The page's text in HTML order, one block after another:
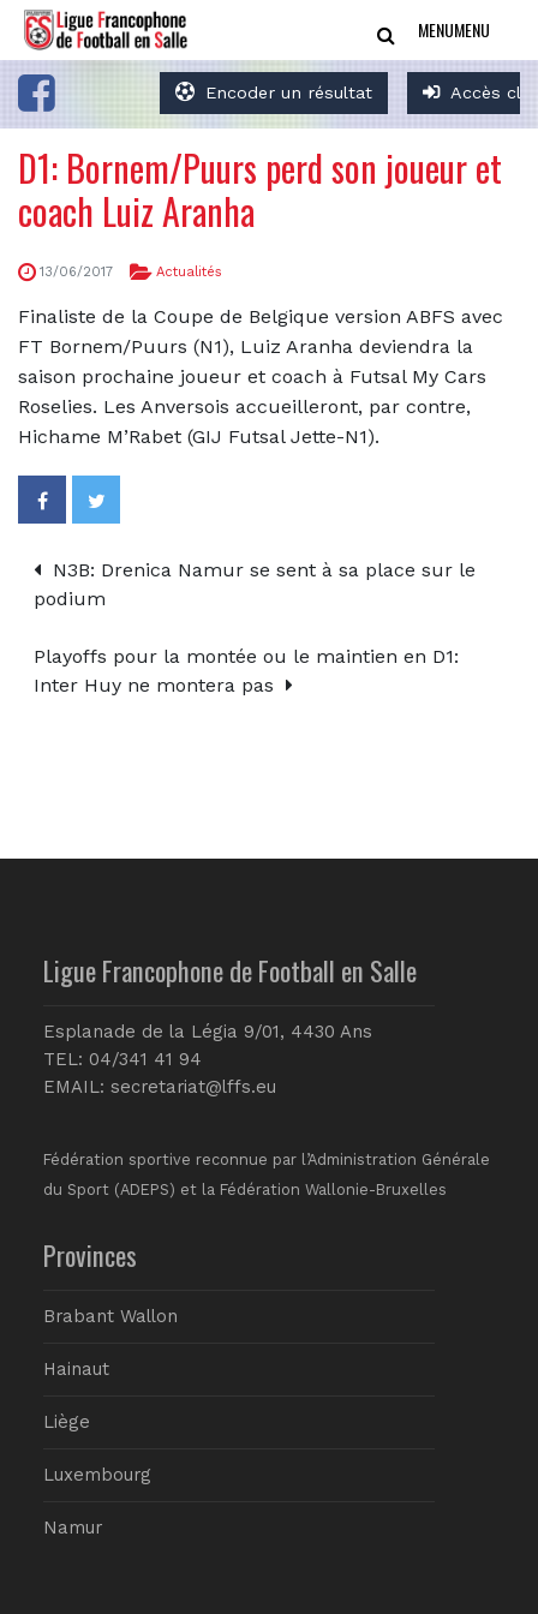
Encoder un résultat Accès
MENUMENU
D1: Bornem/Puurs perd son joueur et
coach Luiz Aranha
13/06/2017 Actualités
Finaliste de la Coupe de Belgique version ABFS avec
FT Bornem/Puurs (N1), Luiz Aranha deviendra la
saison prochaine joueur et coach à Futsal My Cars
Roselies. Les Anversois accueilleront, par contre,
Hichame M’Rabet (GIJ Futsal Jette-N1).
N3B: Drenica Namur se sent à sa place sur le
podium
Playoffs pour la montée ou le maintien en D1:
Inter Huy ne montera pas
Ligue Francophone de Football en Salle
Esplanade de la Légia 9/01, 4430 Ans
TEL: 04/341 41 94
EMAIL: secretariat@lffs.eu
Fédération sportive reconnue par l’Administration Générale
du Sport (ADEPS) et la Fédération Wallonie-Bruxelles
Provinces
Brabant Wallon
Hainaut
Liège
Luxembourg
Namur